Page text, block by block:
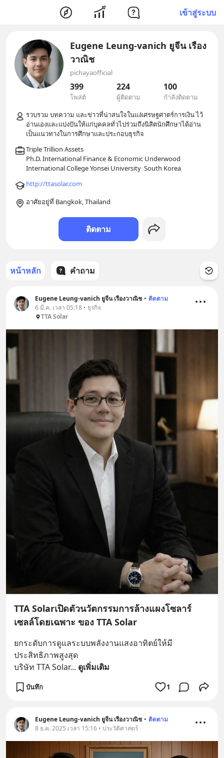
เข้าสู่ระบบ
Eugene Leung-vanich ยูจีน เรือง
วาณิช
pichayaofficial
399
โพสต์
224
ผู้ติดตาม
100
กำลังติดตาม
รวบรวม บทความ และข่าวที่น่าสนใจในแง่เศรษฐศาตร์การเงิน ไว้
อ่านเองและแบ่งปันให้แก่บุคคลทั่วไปร่วมถึงนิสิตนักศึกษาได้อ่าน
Triple Trillion Assets
Ph.D. International Finance & Economic Underwood
http://ttasolar.com
อาศัยอยู่ที่ Bangkok, Thailand
ติดตาม
หน้าหลัก คำถาม
Eugene Leung-vanich ยูจีน เรืองวาณิช • ติดตาม
6 มี.ค. เวลา 05:18 • ธุรกิจ
TTA Solar
TTA Solarเปิดตัวนวัตกรรมการล้างแผงโซลาร์
เซลล์โดยเฉพาะ ของ TTA Solar
ยกระดับการดูแลระบบพลังงานแสงอาทิตย์ให้มี
ประสิทธิภาพสูงสุด
บริษัท TTA Solar... ดูเพิ่มเติม
บันทึก 1
Eugene Leung-vanich ยูจีน เรืองวาณิช • ติดตาม
8 ธ.ค. 2025 เวลา 15:16 • ประวัติศาสตร์